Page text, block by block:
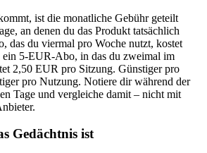
ist die monatliche Gebühr geteilt
an denen du das Produkt tatsächlich
das du viermal pro Woche nutzt, kostet
5-EUR-Abo, in das du zweimal im
2,50 EUR pro Sitzung. Günstiger pro
pro Nutzung. Notiere dir während der
Tage und vergleiche damit – nicht mit
Gedächtnis ist